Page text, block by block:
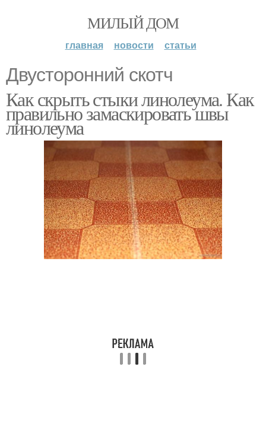
МИЛЫЙ ДОМ
главная новости статьи
Двусторонний скотч
Как скрыть стыки линолеума. Как
правильно замаскировать швы
линолеума